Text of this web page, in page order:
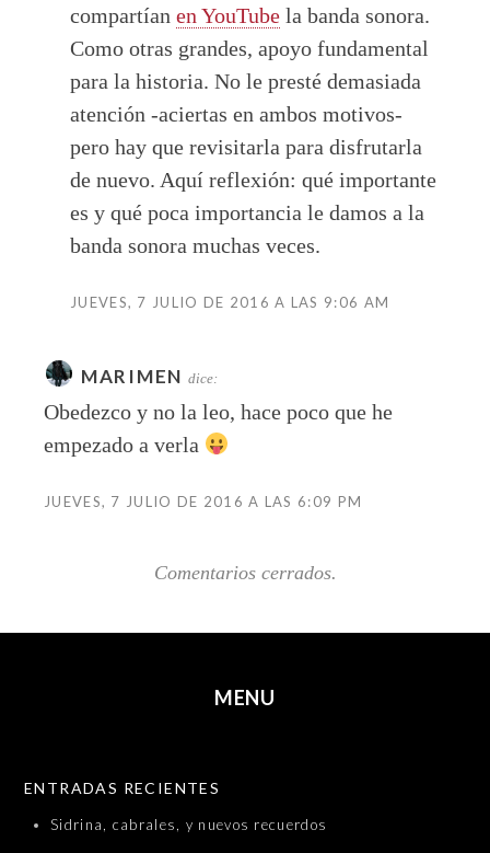
compartían en YouTube la banda sonora.
Como otras grandes, apoyo fundamental
para la historia. No le presté demasiada
atención -aciertas en ambos motivos-
pero hay que revisitarla para disfrutarla
de nuevo. Aquí reflexión: qué importante
es y qué poca importancia le damos a la
banda sonora muchas veces.
JUEVES, 7 JULIO DE 2016 A LAS 9:06 AM
MARIMEN dice:
Obedezco y no la leo, hace poco que he
empezado a verla
JUEVES, 7 JULIO DE 2016 A LAS 6:09 PM
Comentarios cerrados.
MENU
ENTRADAS RECIENTES
Sidrina, cabrales, y nuevos recuerdos